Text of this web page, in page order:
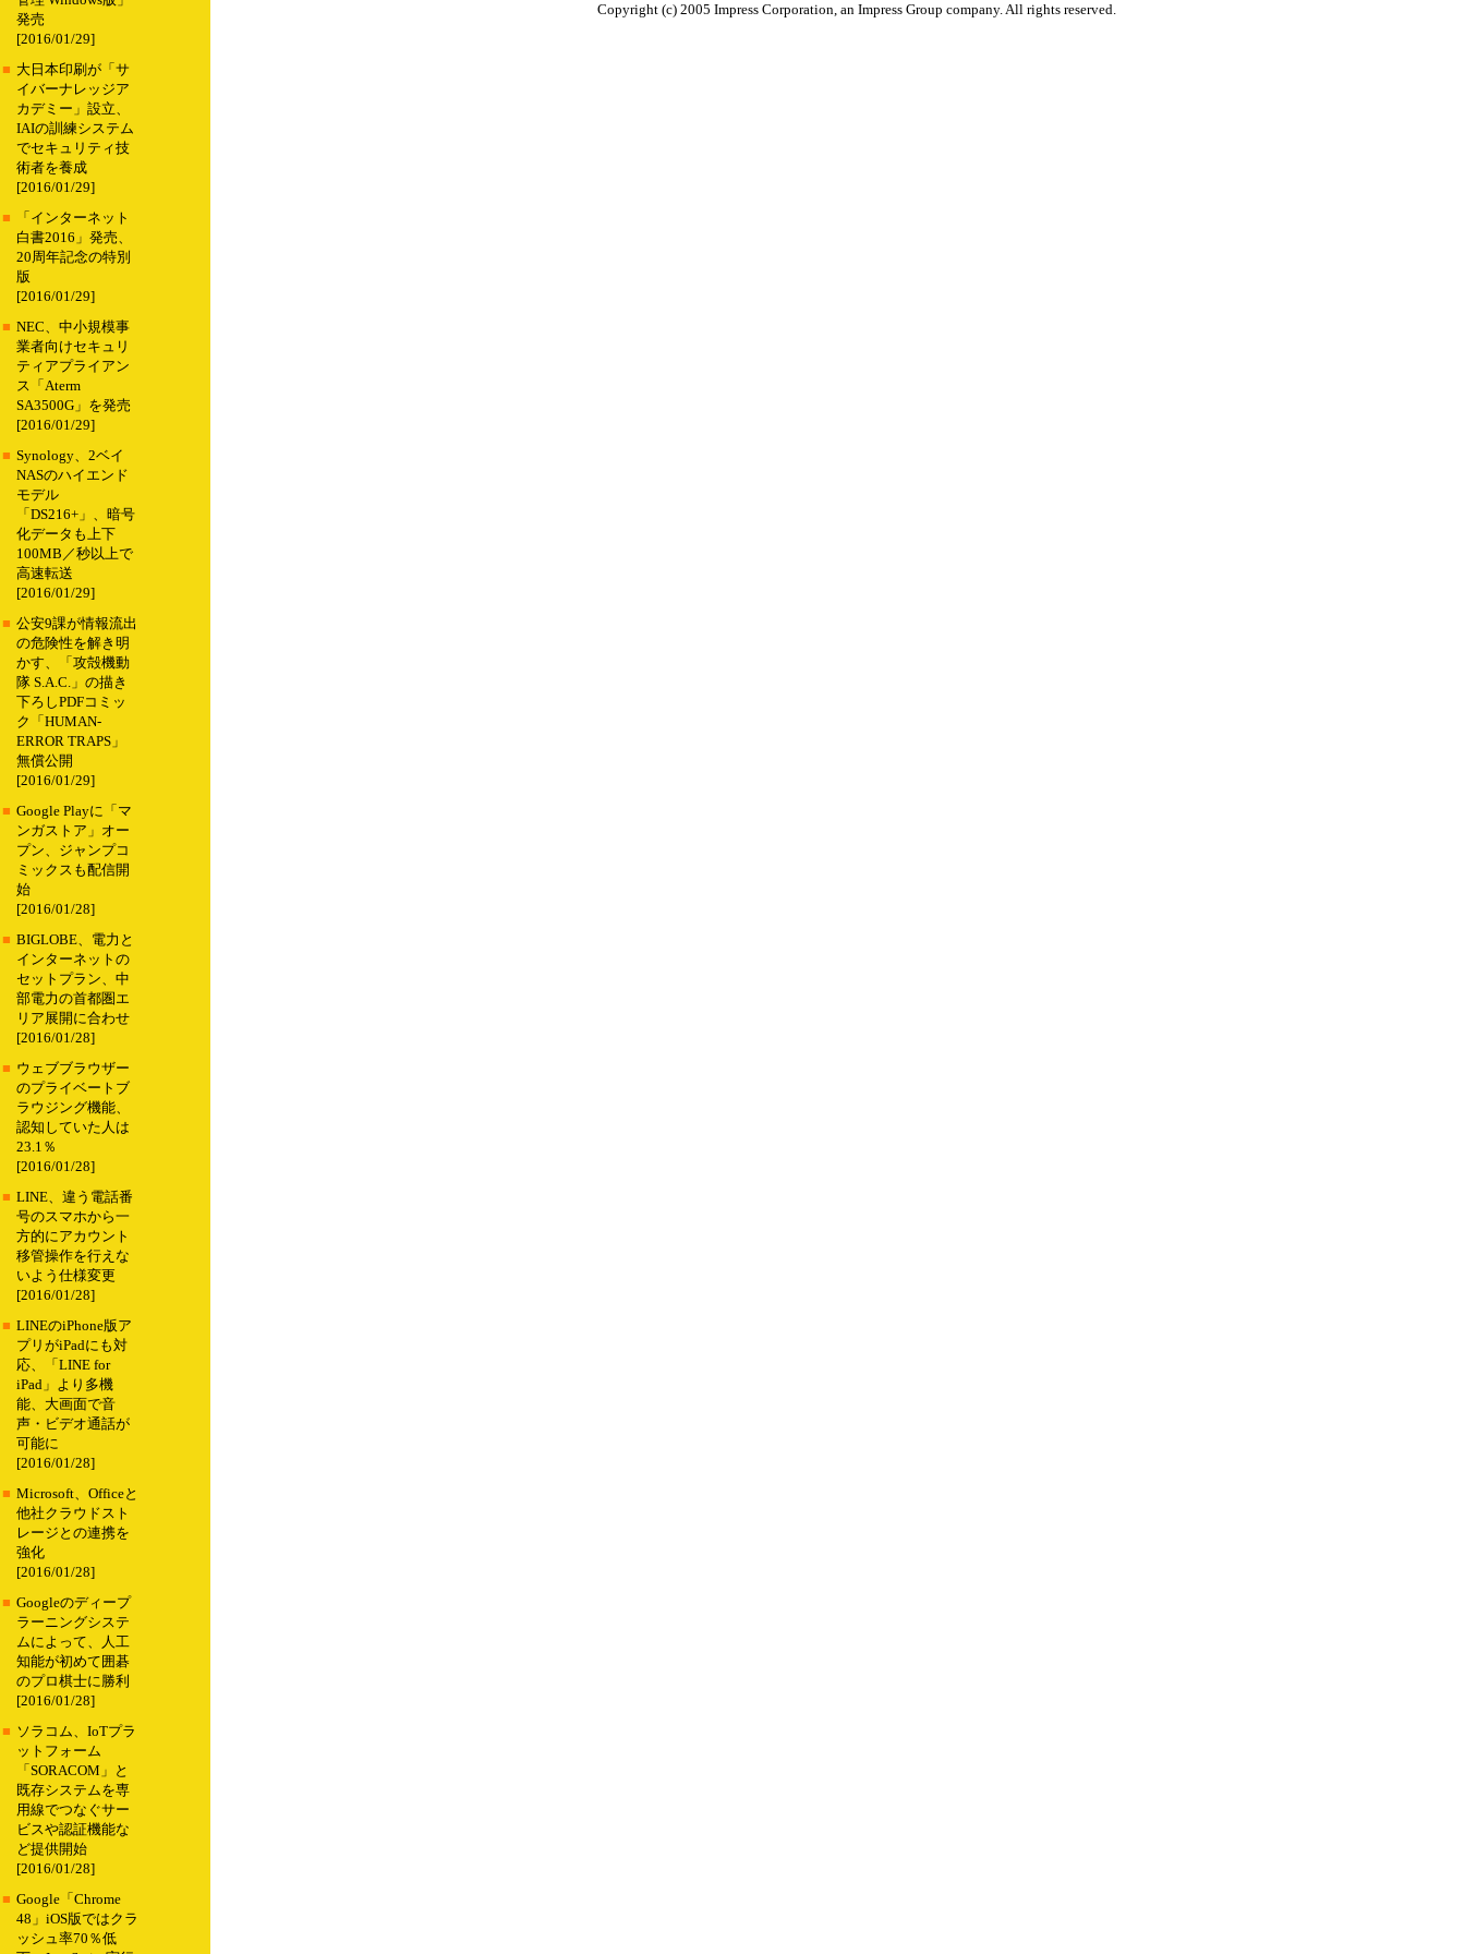
発売
[2016/01/29]
■ 大日本印刷が「サ
イバーナレッジア
カデミー」設立、
IAIの訓練システム
でセキュリティ技
術者を養成
[2016/01/29]
■
「インターネット
白書2016」発売、
20周年記念の特別
版
[2016/01/29]
■ NEC、中小規模事
業者向けセキュリ
ティアプライアン
ス「Aterm
SA3500G」を発売
[2016/01/29]
■ Synology、2ベイ
NASのハイエンド
モデル
「DS216+」、暗号
化データも上下
100MB／秒以上で
高速転送
[2016/01/29]
■ 公安9課が情報流出
の危険性を解き明
かす、「攻殻機動
隊 S.A.C.」の描き
下ろしPDFコミッ
ク「HUMAN-
ERROR TRAPS」
無償公開
[2016/01/29]
■ Google Playに「マ
ンガストア」オー
プン、ジャンプコ
ミックスも配信開
始
[2016/01/28]
■ BIGLOBE、電力と
インターネットの
セットプラン、中
部電力の首都圏エ
リア展開に合わせ
[2016/01/28]
■ ウェブブラウザー
のプライベートブ
ラウジング機能、
認知していた人は
23.1％
[2016/01/28]
■ LINE、違う電話番
号のスマホから一
方的にアカウント
移管操作を行えな
いよう仕様変更
[2016/01/28]
■ LINEのiPhone版ア
プリがiPadにも対
応、「LINE for
iPad」より多機
能、大画面で音
声・ビデオ通話が
可能に
[2016/01/28]
■ Microsoft、Officeと
他社クラウドスト
レージとの連携を
強化
[2016/01/28]
■ Googleのディープ
ラーニングシステ
ムによって、人工
知能が初めて囲碁
のプロ棋士に勝利
[2016/01/28]
■ ソラコム、IoTプラ
ットフォーム
「SORACOM」と
既存システムを専
用線でつなぐサー
ビスや認証機能な
ど提供開始
[2016/01/28]
■ Google「Chrome
48」iOS版ではクラ
ッシュ率70％低
Copyright (c) 2005 Impress Corporation, an Impress Group company. All rights reserved.